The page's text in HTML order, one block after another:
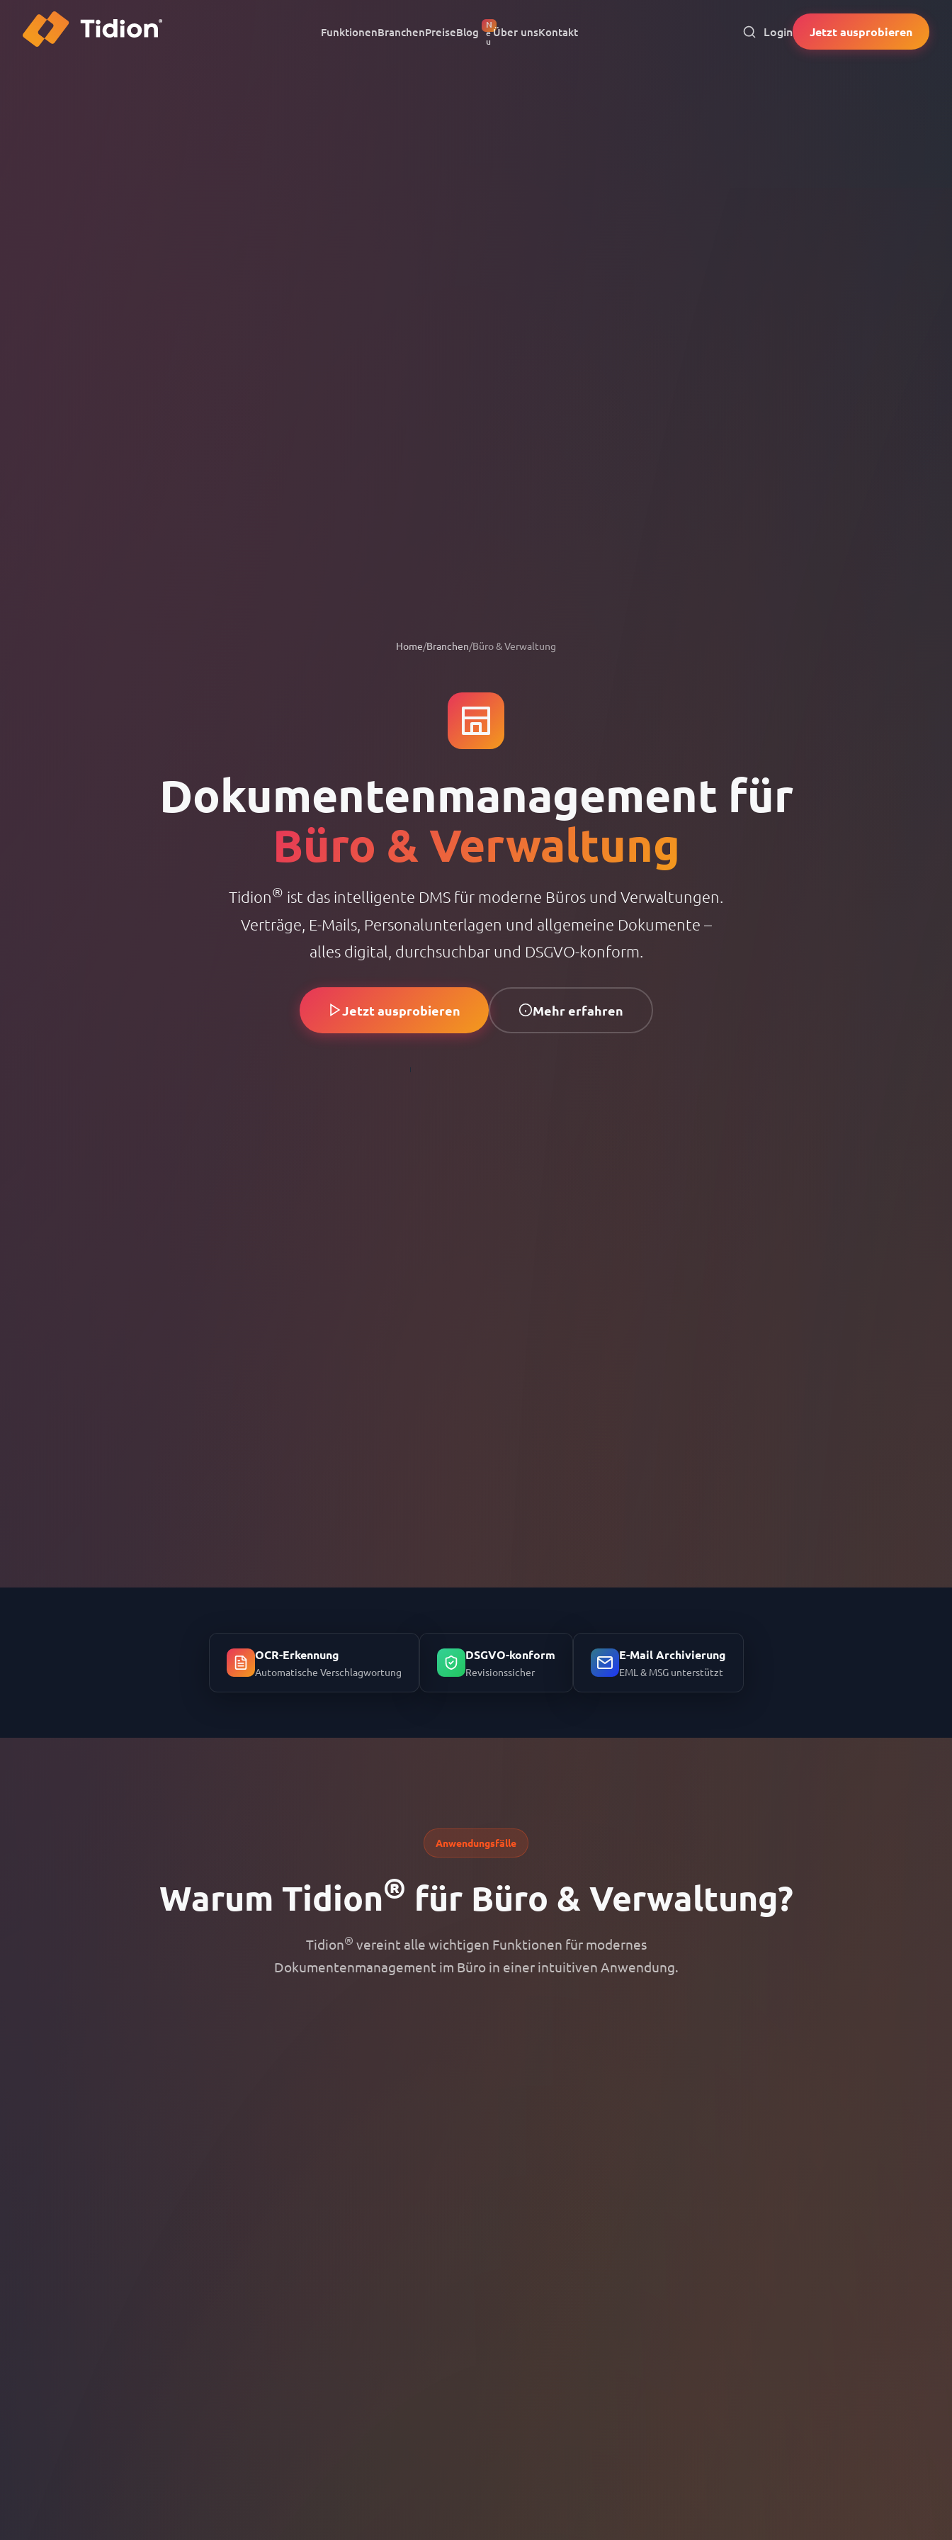
FunktionenBranchenPreiseBlog
N
e
u
Über unsKontakt Login Jetzt ausprobieren
Home/Branchen/Büro & Verwaltung
Dokumentenmanagement für
Büro & Verwaltung
Tidion® ist das intelligente DMS für moderne Büros und Verwaltungen.
Verträge, E-Mails, Personalunterlagen und allgemeine Dokumente –
alles digital, durchsuchbar und DSGVO-konform.
Jetzt ausprobieren Mehr erfahren
OCR-Erkennung
Automatische Verschlagwortung
DSGVO-konform
Revisionssicher
E-Mail Archivierung
EML & MSG unterstützt
Anwendungsfälle
Warum Tidion® für Büro & Verwaltung?
Tidion® vereint alle wichtigen Funktionen für modernes
Dokumentenmanagement im Büro in einer intuitiven Anwendung.